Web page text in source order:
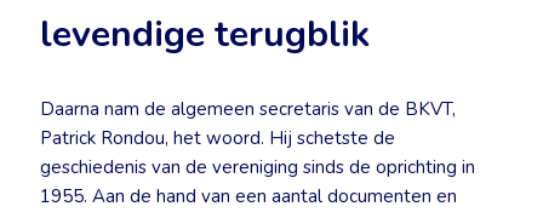
levendige terugblik
Daarna nam de algemeen secretaris van de BKVT,
Patrick Rondou, het woord. Hij schetste de
geschiedenis van de vereniging sinds de oprichting in
1955. Aan de hand van een aantal documenten en